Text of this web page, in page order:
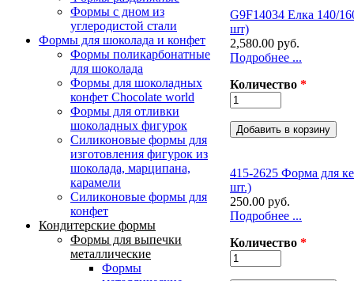
Формы с дном из
углеродистой стали
Формы для шоколада и конфет
Формы поликарбонатные
для шоколада
Формы для шоколадных
конфет Сhocolate world
Формы для отливки
шоколадных фигурок
Силиконовые формы для
изготовления фигурок из
шоколада, марципана,
карамели
Силиконовые формы для
конфет
Кондитерские формы
Формы для выпечки
металлические
Формы
G9F14034 Елка 140/
шт)
2,580.00 руб.
Подробнее ...
Количество *
415-2625 Форма для
шт.)
250.00 руб.
Подробнее ...
Количество *